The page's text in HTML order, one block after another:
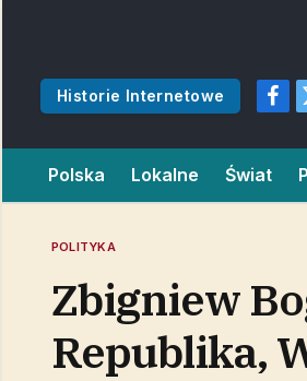
Historie Internetowe
Polska Lokalne Świat
POLITYKA
Zbigniew
Republika,